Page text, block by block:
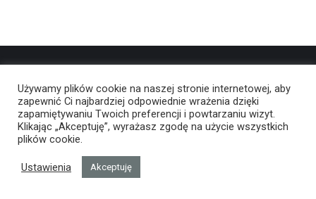
Używamy plików cookie na naszej stronie internetowej, aby
zapewnić Ci najbardziej odpowiednie wrażenia dzięki
zapamiętywaniu Twoich preferencji i powtarzaniu wizyt.
Klikając „Akceptuję”, wyrażasz zgodę na użycie wszystkich
plików cookie.
Ustawienia Akceptuję